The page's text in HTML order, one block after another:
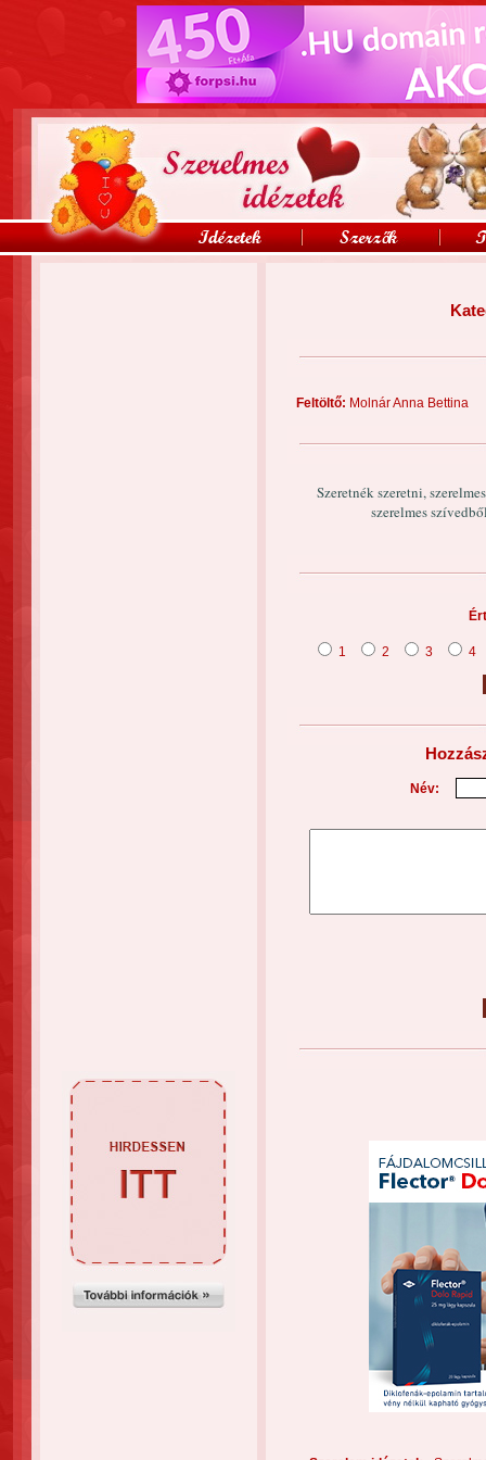
Feltöltő: Molnár Anna
Szeretnék szeretni,
szerelmes
1 2 3 4
Név: